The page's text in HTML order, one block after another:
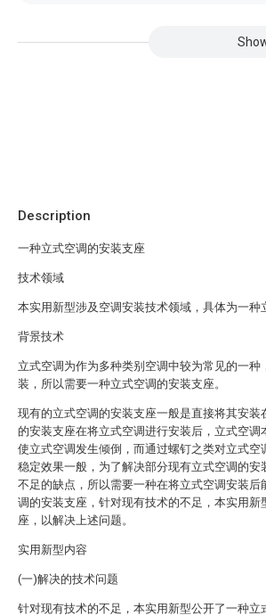
Description
一种立式空调的安装支座
技术领域
本实用新型涉及空调安装技术领域，具体为一种
背景技术
立式空调为作为多种类别空调中较为常见的一
装，所以需要一种立式空调的安装支座。
现有的立式空调的安装支座一般是直接将其安装
的安装支座在将立式空调进行安装后，立式空
使立式空调发生倾倒，而通过螺钉之类对立式空
稳定效果一般，为了解决部分现有立式空调的
不足的缺点，所以需要一种在将立式空调安装
调的安装支座，针对现有技术的不足，本实用新
座，以解决上述问题。
实用新型内容
(一)解决的技术问题
针对现有技术的不足，本实用新型公开了一种